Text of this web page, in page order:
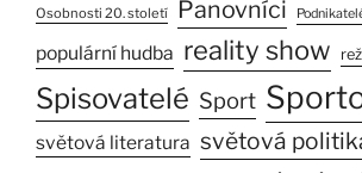
Osobnosti 20. století Panovníci
populární hudba reality show
Spisovatelé Sport
světová literatura světová